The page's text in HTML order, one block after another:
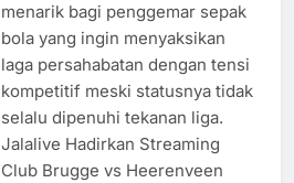
menarik bagi penggemar sepak
bola yang ingin menyaksikan
laga persahabatan dengan tensi
kompetitif meski statusnya tidak
selalu dipenuhi tekanan liga.
Jalalive Hadirkan Streaming
Club Brugge vs Heerenveen